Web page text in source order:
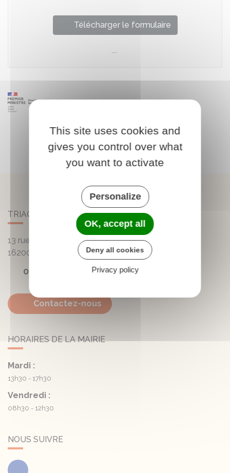
Télécharger le formulaire
TRIAC-LAUTRAIT
13 rue de la Mairie - Lautrait
16200
Triac-Lautrait
05 45 81 05 41
Contactez-nous
HORAIRES DE LA MAIRIE
Mardi :
13h30 - 17h30
Vendredi :
08h30 - 12h30
NOUS SUIVRE
This site uses cookies and
gives you control over what
you want to activate
Personalize
OK, accept all
Deny all cookies
Privacy policy